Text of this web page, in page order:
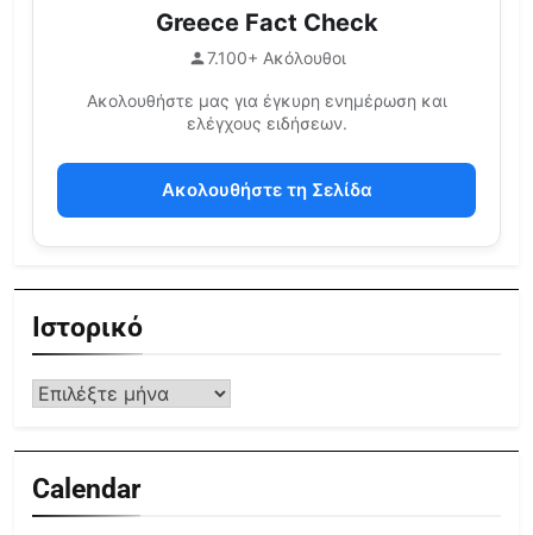
Greece Fact Check
7.100+ Ακόλουθοι
Ακολουθήστε μας για έγκυρη ενημέρωση και
ελέγχους ειδήσεων.
Ακολουθήστε τη Σελίδα
Ιστορικό
Calendar